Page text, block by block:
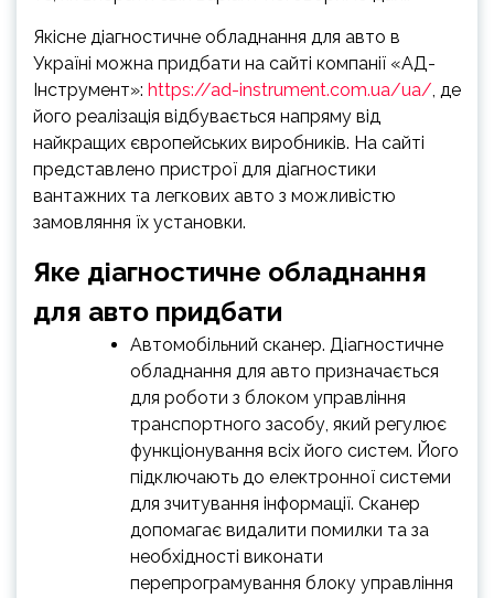
Якісне діагностичне обладнання для авто в
Україні можна придбати на сайті компанії «АД-
Інструмент»: https://ad-instrument.com.ua/ua/, де
його реалізація відбувається напряму від
найкращих європейських виробників. На сайті
представлено пристрої для діагностики
вантажних та легкових авто з можливістю
замовляння їх установки.
Яке діагностичне обладнання
для авто придбати
Автомобільний сканер. Діагностичне
обладнання для авто призначається
для роботи з блоком управління
транспортного засобу, який регулює
функціонування всіх його систем. Його
підключають до електронної системи
для зчитування інформації. Сканер
допомагає видалити помилки та за
необхідності виконати
перепрограмування блоку управління